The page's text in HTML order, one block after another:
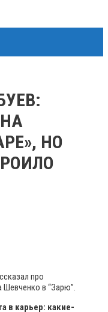
НО
про
в “Зарю”.
в карьер: какие-